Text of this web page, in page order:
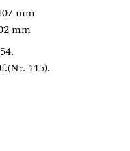
mm
mm
115).